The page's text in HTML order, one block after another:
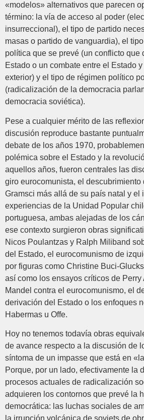
«modelos» alternativos que parecen
término: la vía de acceso al poder
insurreccional), el tipo de partido
masas o partido de vanguardia), el
política que se prevé (un conflicto que
Estado o un combate entre el Estado
exterior) y el tipo de régimen político
(radicalización de la democracia
democracia soviética).
Pese a cualquier mérito de las
discusión reproduce bastante
debate de los años 1970,
polémica sobre el Estado y la
aquellos años, fueron centrales las
giro eurocomunista, el
Gramsci más allá de su país natal y el
experiencias de la Unidad Popular
portuguesa, ambas alejadas de los
ese contexto surgieron obras
Nicos Poulantzas y Ralph Miliband
del Estado, el eurocomunismo de
por figuras como Christine Buci-
así como los ensayos críticos de Perry
Mandel contra el eurocomunismo, el
derivación del Estado o los enfoques
Habermas u Offe.
Hoy no tenemos todavía obras
de avance respecto a la discusión de
síntoma de un impasse que está en
Porque, por un lado, efectivamente la
procesos actuales de radicalización
adquieren los contornos que prevé la
democrática: las luchas sociales de
la irrupción volcánica de soviets de